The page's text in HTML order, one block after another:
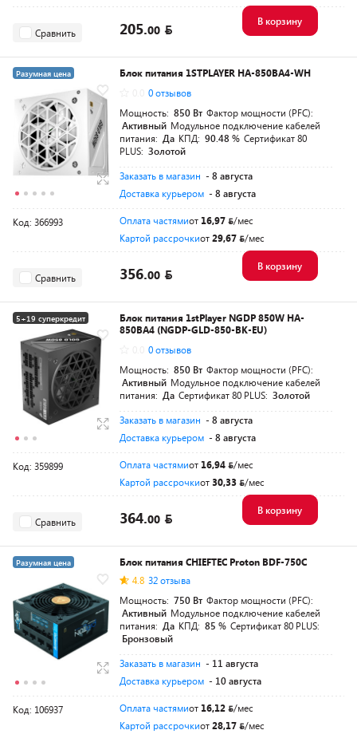
Сравнить 205.00
В корзину
Разумная цена
Блок питания 1STPLAYER HA-850BA4-WH
0 отзывов
Мощность: 850 Вт Фактор мощности (PFC):
Активный Модульное подключение кабелей
питания: Да КПД: 90.48 % Сертификат 80
PLUS: Золотой
Заказать в магазин - 8 августа
Доставка курьером - 8 августа
Код: 366993 Оплата частямиот 16,97
/мес
Картой рассрочкиот29,67 /мес
Сравнить 356.00
В корзину
5+19 суперкредит
Разумная цена
Блок питания 1stPlayer NGDP 850W HA-
850BA4 (NGDP-GLD-850-BK-EU)
0 отзывов
Мощность: 850 Вт Фактор мощности (PFC):
Активный Модульное подключение кабелей
питания: Да Сертификат 80 PLUS: Золотой
Заказать в магазин - 8 августа
Доставка курьером - 8 августа
Код: 359899 Оплата частямиот 16,94
/мес
Картой рассрочкиот30,33 /мес
Сравнить 364.00
В корзину
Разумная цена
Блок питания CHIEFTEC Proton BDF-750C
4.8 32 отзыва
Мощность: 750 Вт Фактор мощности (PFC):
Активный Модульное подключение кабелей
питания: Да КПД: 85 % Сертификат 80 PLUS:
Бронзовый
Заказать в магазин - 11 августа
Доставка курьером - 10 августа
Код: 106937 Оплата частямиот 16,12
/мес
Картой рассрочкиот28,17 /мес